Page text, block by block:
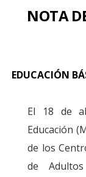
NOTA
EDUCACIÓN
El 18 de
Educación
de los
de